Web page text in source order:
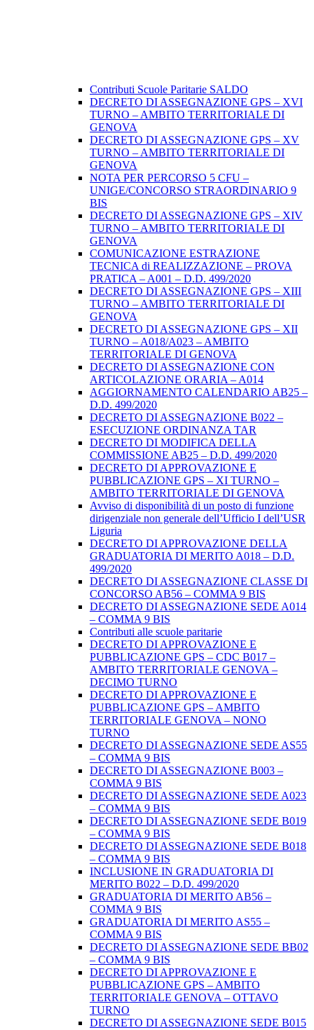
Contributi Scuole Paritarie SALDO
DECRETO DI ASSEGNAZIONE GPS – XVI
TURNO – AMBITO TERRITORIALE DI
GENOVA
DECRETO DI ASSEGNAZIONE GPS – XV
TURNO – AMBITO TERRITORIALE DI
GENOVA
NOTA PER PERCORSO 5 CFU –
UNIGE/CONCORSO STRAORDINARIO 9
BIS
DECRETO DI ASSEGNAZIONE GPS – XIV
TURNO – AMBITO TERRITORIALE DI
GENOVA
COMUNICAZIONE ESTRAZIONE
TECNICA di REALIZZAZIONE – PROVA
PRATICA – A001 – D.D. 499/2020
DECRETO DI ASSEGNAZIONE GPS – XIII
TURNO – AMBITO TERRITORIALE DI
GENOVA
DECRETO DI ASSEGNAZIONE GPS – XII
TURNO – A018/A023 – AMBITO
TERRITORIALE DI GENOVA
DECRETO DI ASSEGNAZIONE CON
ARTICOLAZIONE ORARIA – A014
AGGIORNAMENTO CALENDARIO AB25 –
D.D. 499/2020
DECRETO DI ASSEGNAZIONE B022 –
ESECUZIONE ORDINANZA TAR
DECRETO DI MODIFICA DELLA
COMMISSIONE AB25 – D.D. 499/2020
DECRETO DI APPROVAZIONE E
PUBBLICAZIONE GPS – XI TURNO –
AMBITO TERRITORIALE DI GENOVA
Avviso di disponibilità di un posto di funzione
dirigenziale non generale dell’Ufficio I dell’USR
Liguria
DECRETO DI APPROVAZIONE DELLA
GRADUATORIA DI MERITO A018 – D.D.
499/2020
DECRETO DI ASSEGNAZIONE CLASSE DI
CONCORSO AB56 – COMMA 9 BIS
DECRETO DI ASSEGNAZIONE SEDE A014
– COMMA 9 BIS
Contributi alle scuole paritarie
DECRETO DI APPROVAZIONE E
PUBBLICAZIONE GPS – CDC B017 –
AMBITO TERRITORIALE GENOVA –
DECIMO TURNO
DECRETO DI APPROVAZIONE E
PUBBLICAZIONE GPS – AMBITO
TERRITORIALE GENOVA – NONO
TURNO
DECRETO DI ASSEGNAZIONE SEDE AS55
– COMMA 9 BIS
DECRETO DI ASSEGNAZIONE B003 –
COMMA 9 BIS
DECRETO DI ASSEGNAZIONE SEDE A023
– COMMA 9 BIS
DECRETO DI ASSEGNAZIONE SEDE B019
– COMMA 9 BIS
DECRETO DI ASSEGNAZIONE SEDE B018
– COMMA 9 BIS
INCLUSIONE IN GRADUATORIA DI
MERITO B022 – D.D. 499/2020
GRADUATORIA DI MERITO AB56 –
COMMA 9 BIS
GRADUATORIA DI MERITO AS55 –
COMMA 9 BIS
DECRETO DI ASSEGNAZIONE SEDE BB02
– COMMA 9 BIS
DECRETO DI APPROVAZIONE E
PUBBLICAZIONE GPS – AMBITO
TERRITORIALE GENOVA – OTTAVO
TURNO
DECRETO DI ASSEGNAZIONE SEDE B015